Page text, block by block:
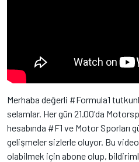
Merhaba değerli #Formula1
selamlar. Her gün 21.00'da
hesabında #F1 ve Motor Sporları
gelişmeler sizlerle oluyor. Bu
olabilmek için abone olup,